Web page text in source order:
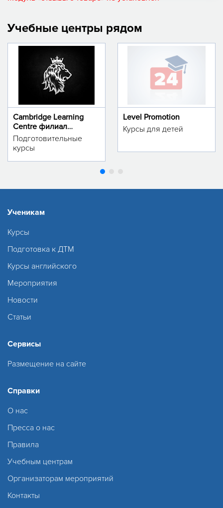
Учебные центры рядом
Cambridge Learning
Centre филиал
м.Тинчлик
Подготовительные
курсы
Level Promotion
Курсы для детей
Ученикам
Курсы
Подготовка к ДТМ
Курсы английского
Мероприятия
Новости
Статьи
Сервисы
Размещение на сайте
Справки
О нас
Пресса о нас
Правила
Учебным центрам
Организаторам мероприятий
Контакты